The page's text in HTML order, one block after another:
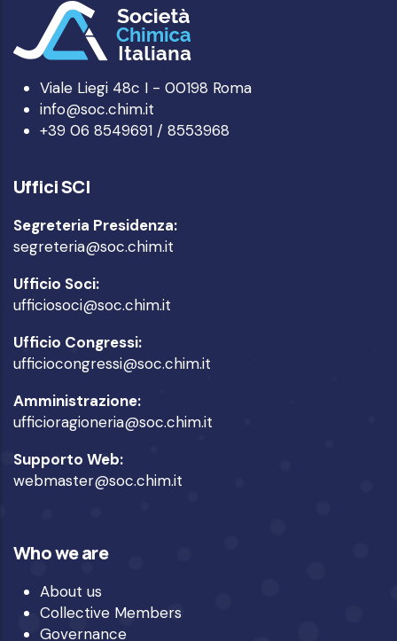
Viale Liegi 48c I - 00198 Roma
info@soc.chim.it
+39 06 8549691 / 8553968
Uffici SCI
Segreteria Presidenza:
segreteria@soc.chim.it
Ufficio Soci:
ufficiosoci@soc.chim.it
Ufficio Congressi:
ufficiocongressi@soc.chim.it
Amministrazione:
ufficioragioneria@soc.chim.it
Supporto Web:
webmaster@soc.chim.it
Who we are
About us
Collective Members
Governance